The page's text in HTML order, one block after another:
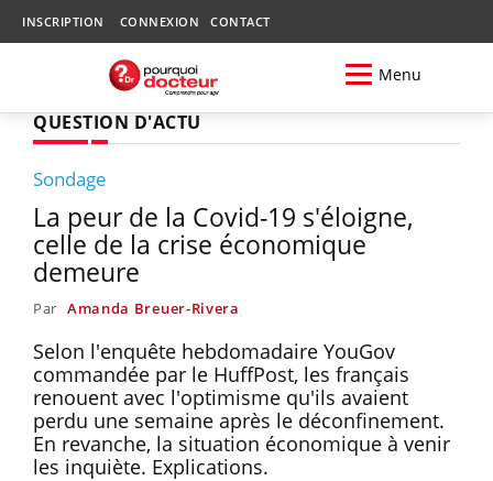
INSCRIPTION CONNEXION CONTACT
Menu
QUESTION D'ACTU
Sondage
La peur de la Covid-19 s'éloigne,
celle de la crise économique
demeure
Par Amanda Breuer-Rivera
Selon l'enquête hebdomadaire YouGov
commandée par le HuffPost, les français
renouent avec l'optimisme qu'ils avaient
perdu une semaine après le déconfinement.
En revanche, la situation économique à venir
les inquiète. Explications.